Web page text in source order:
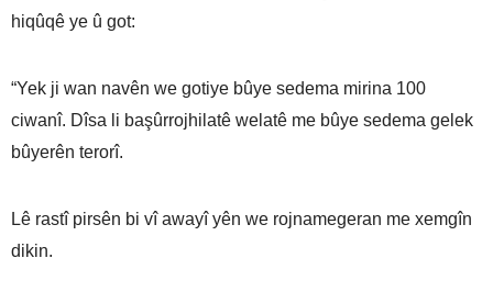
hiqûqê ye û got:
“Yek ji wan navên we gotiye bûye sedema mirina 100
ciwanî. Dîsa li başûrrojhilatê welatê me bûye sedema gelek
bûyerên terorî.
Lê rastî pirsên bi vî awayî yên we rojnamegeran me xemgîn
dikin.